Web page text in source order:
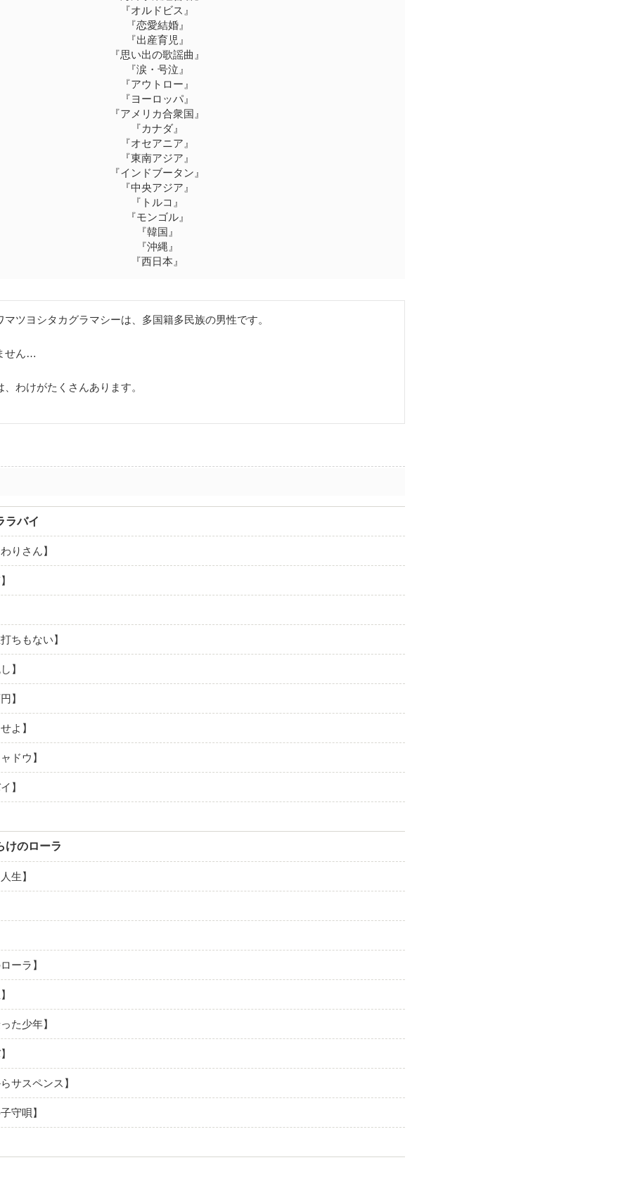
『オルドビス』
『恋愛結婚』
『出産育児』
『思い出の歌謡曲』
『涙・号泣』
『アウトロー』
『ヨーロッパ』
『アメリカ合衆国』
『カナダ』
『オセアニア』
『東南アジア』
『インドブータン』
『中央アジア』
『トルコ』
『モンゴル』
『韓国』
『沖縄』
『西日本』
マツヨシタカグラマシーは、多国籍多民族の男性です。
せん…
わけがたくさんあります。
ラバイ
りさん】
ちもない】
】
】
よ】
ドウ】
】
けのローラ
生】
ーラ】
た少年】
サスペンス】
守唄】